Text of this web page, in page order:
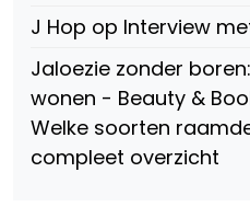
J Hop op Interview
Jaloezie zonder
wonen - Beauty &
Welke soorten
compleet overzicht